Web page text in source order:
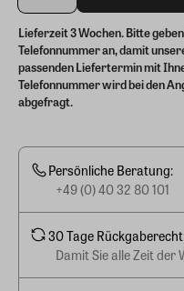
Lieferzeit 3 Wochen. Bitte
Telefonnummer an, damit
passenden Liefertermin mit
Telefonnummer wird bei den
abgefragt.
Persönliche Beratung:
+49 (0) 40 32 80 101
30 Tage
Damit Sie alle Zeit der